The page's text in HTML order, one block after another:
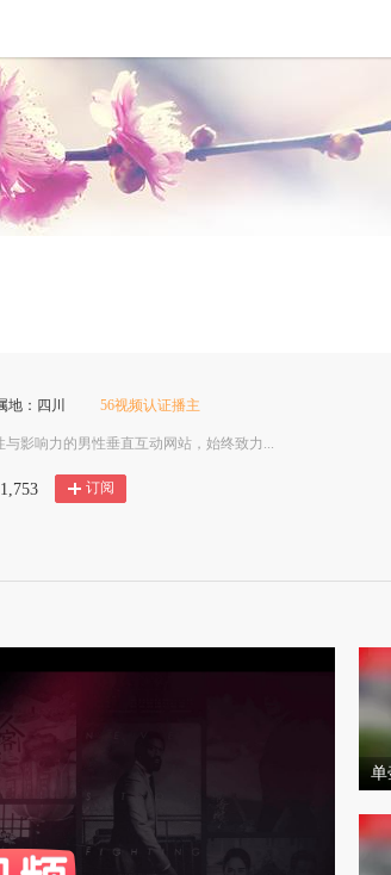
地：四川 56视频认证播主
影响力的男性垂直互动网站，始终致力...
订阅
度
单